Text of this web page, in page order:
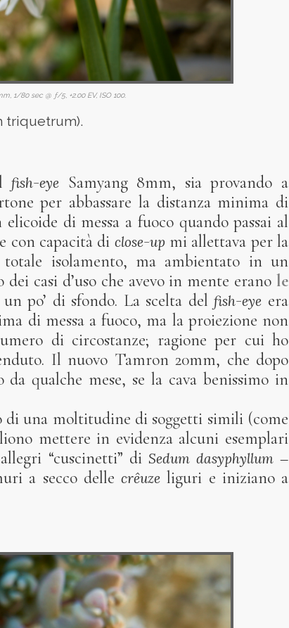
1/80 sec @ ƒ/5, +2.00 EV, ISO 100.
triquetrum).
ilfish-eye Samyang 8mm, sia provando a
per abbassare la distanza minima di
di messa a fuoco quando passai al
con capacità di close-up mi allettava per la
isolamento, ma ambientato in un
casi d’uso che avevo in mente erano le
po’ di sfondo. La scelta delfish-eye era
di messa a fuoco, ma la proiezione non
di circostanze; ragione per cui ho
Il nuovo Tamron 20mm, che dopo
qualche mese, se la cava benissimo in
una moltitudine di soggetti simili (come
mettere in evidenza alcuni esemplari
“cuscinetti” di Sedum dasyphyllum–
a secco dellecrêuze liguri e iniziano a